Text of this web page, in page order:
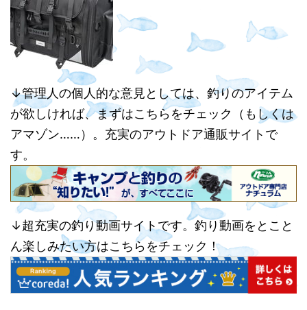
↓管理人の個人的な意見としては、釣りのアイテム
が欲しければ、まずはこちらをチェック（もしくは
アマゾン……）。充実のアウトドア通販サイトで
す。
↓超充実の釣り動画サイトです。釣り動画をとこと
ん楽しみたい方はこちらをチェック！